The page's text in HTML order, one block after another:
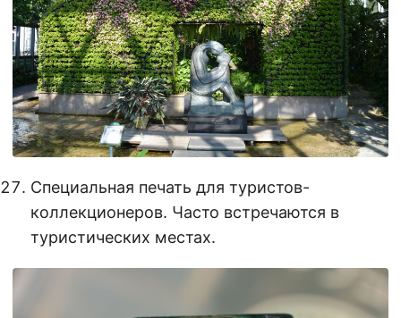
Специальная печать для туристов-
коллекционеров. Часто встречаются в
туристических местах.